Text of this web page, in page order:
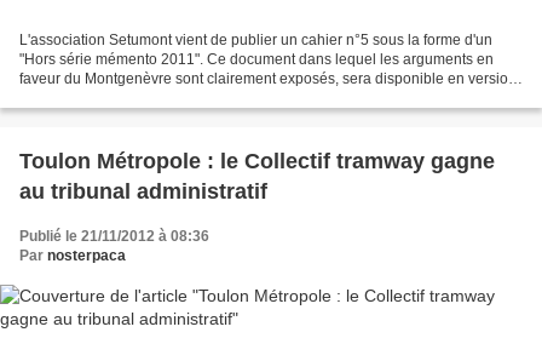
L'association Setumont vient de publier un cahier n°5 sous la forme d'un
"Hors série mémento 2011". Ce document dans lequel les arguments en
faveur du Montgenèvre sont clairement exposés, sera disponible en version
Toulon Métropole : le Collectif tramway gagne
au tribunal administratif
Publié le 21/11/2012 à 08:36
Par nosterpaca